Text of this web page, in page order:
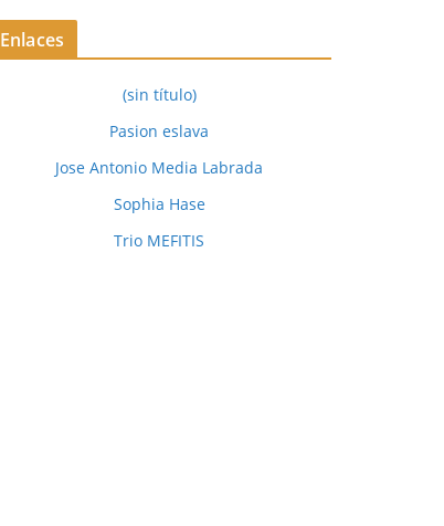
Enlaces
(sin título)
Pasion eslava
Jose Antonio Media Labrada
Sophia Hase
Trio MEFITIS